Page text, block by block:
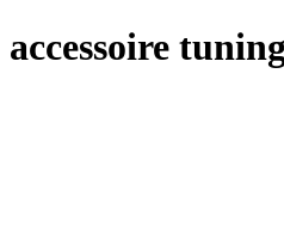
accessoire